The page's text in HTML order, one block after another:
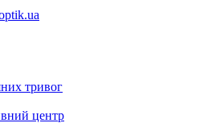
тривог
центр